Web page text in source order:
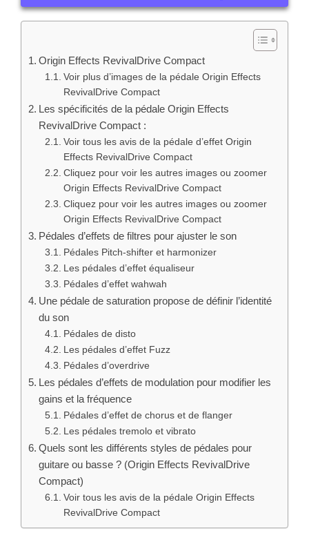
Origin Effects RevivalDrive Compact
Voir plus d’images de la pédale Origin Effects
RevivalDrive Compact
Les spécificités de la pédale Origin Effects
RevivalDrive Compact :
Voir tous les avis de la pédale d’effet Origin
Effects RevivalDrive Compact
Cliquez pour voir les autres images ou zoomer
Origin Effects RevivalDrive Compact
Cliquez pour voir les autres images ou zoomer
Origin Effects RevivalDrive Compact
Pédales d’effets de filtres pour ajuster le son
Pédales Pitch-shifter et harmonizer
Les pédales d’effet équaliseur
Pédales d’effet wahwah
Une pédale de saturation propose de définir l’identité
du son
Pédales de disto
Les pédales d’effet Fuzz
Pédales d’overdrive
Les pédales d’effets de modulation pour modifier les
gains et la fréquence
Pédales d’effet de chorus et de flanger
Les pédales tremolo et vibrato
Quels sont les différents styles de pédales pour
guitare ou basse ? (Origin Effects RevivalDrive
Compact)
Voir tous les avis de la pédale Origin Effects
RevivalDrive Compact